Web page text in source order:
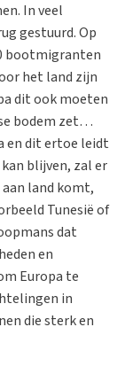
In veel
gestuurd. Op
bootmigranten
het land zijn
dit ook moeten
bodem zet…
en dit ertoe leidt
blijven, zal er
land komt,
Tunesië of
dat
en
Europa te
in
die sterk en